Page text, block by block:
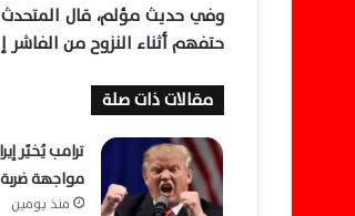
وفي حديث مؤلم، قال المتحدث
حتفهم أثناء النزوح من
مقالات ذات صلة
ترامب يُخيّر
مواجهة
منذ يومين